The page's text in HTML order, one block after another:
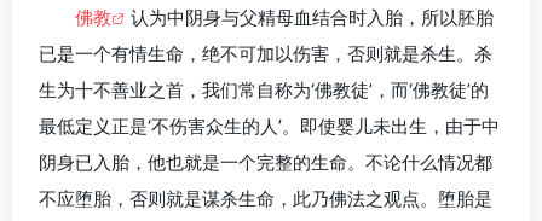
佛教
认为中阴身与父精母血结合时入胎，所以胚胎
已是一个有情生命，绝不可加以伤害，否则就是杀生。杀
生为十不善业之首，我们常自称为‘佛教徒’，而‘佛教徒’的
最低定义正是‘不伤害众生的人’。即使婴儿未出生，由于中
阴身已入胎，他也就是一个完整的生命。不论什么情况都
不应堕胎，否则就是谋杀生命，此乃佛法之观点。堕胎是